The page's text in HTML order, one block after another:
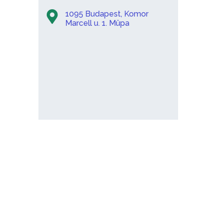
1095 Budapest, Komor
Marcell u. 1. Müpa